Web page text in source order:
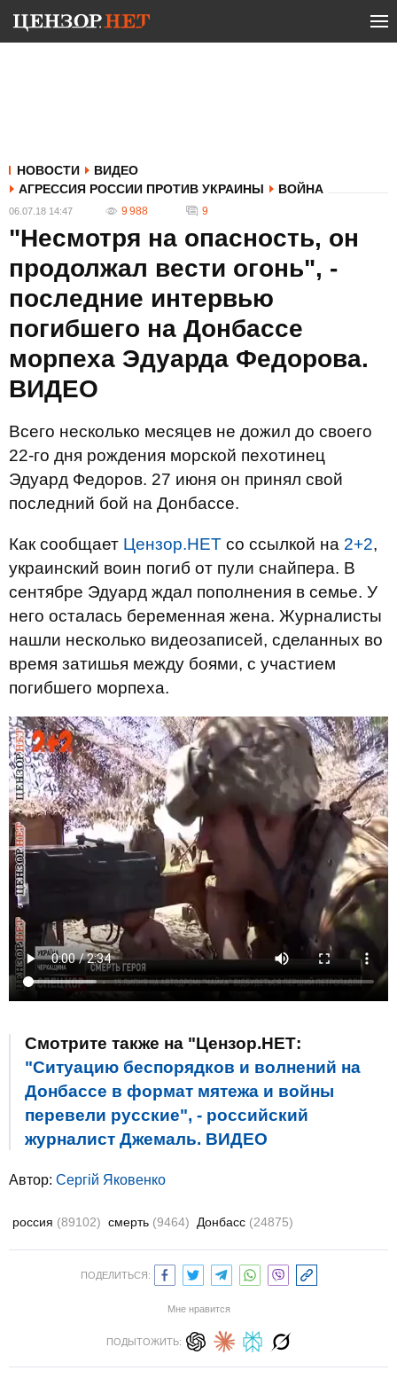
НОВОСТИ
ВИДЕО
АГРЕССИЯ РОССИИ ПРОТИВ УКРАИНЫ
ВОЙНА
06.07.18 14:47 9 988 9
"Несмотря на опасность, он
продолжал вести огонь", -
последние интервью
погибшего на Донбассе
морпеха Эдуарда Федорова.
ВИДЕО
Всего несколько месяцев не дожил до своего
22-го дня рождения морской пехотинец
Эдуард Федоров. 27 июня он принял свой
последний бой на Донбассе.
Как сообщает Цензор.НЕТ со ссылкой на 2+2,
украинский воин погиб от пули снайпера. В
сентябре Эдуард ждал пополнения в семье. У
него осталась беременная жена. Журналисты
нашли несколько видеозаписей, сделанных во
время затишья между боями, с участием
погибшего морпеха.
Смотрите также на "Цензор.НЕТ:
"Ситуацию беспорядков и волнений на
Донбассе в формат мятежа и войны
перевели русские", - российский
журналист Джемаль. ВИДЕО
Автор: Сергій Яковенко
россия (89102) смерть (9464) Донбасс (24875)
ПОДЕЛИТЬСЯ:
Мне нравится
ПОДЫТОЖИТЬ: